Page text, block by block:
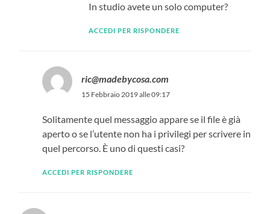
In studio avete un solo computer?
ACCEDI PER RISPONDERE
ric@madebycosa.com
15 Febbraio 2019 alle 09:17
Solitamente quel messaggio appare se il file è già
aperto o se l’utente non ha i privilegi per scrivere in
quel percorso. È uno di questi casi?
ACCEDI PER RISPONDERE